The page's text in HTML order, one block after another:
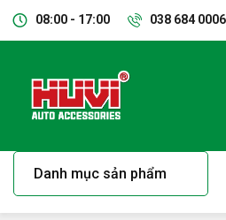
08:00 - 17:00 038 684 0006
Danh mục sản phẩm